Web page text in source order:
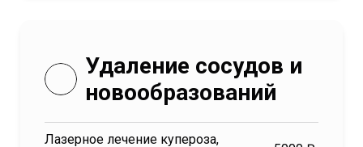
Удаление сосудов и
новообразований
Лазерное лечение купероза,